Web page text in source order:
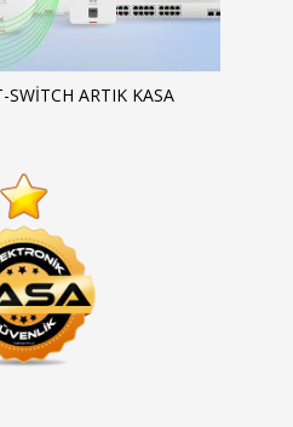
SWITCH ARTIK KASA